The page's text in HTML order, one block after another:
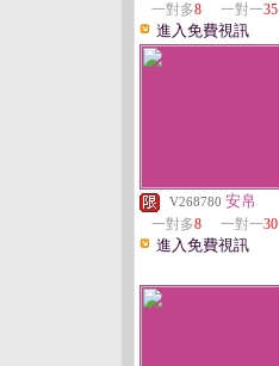
一對多8 一對一35
進入免費視訊
V268780 安帛
一對多8 一對一30
進入免費視訊